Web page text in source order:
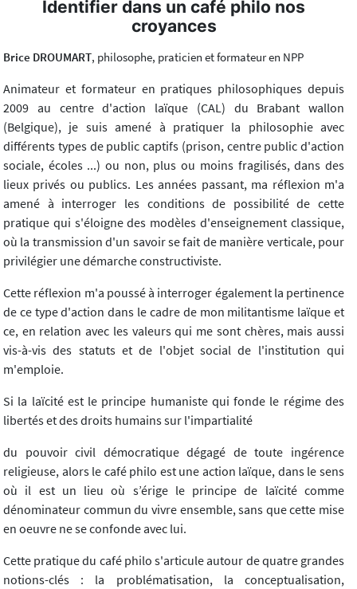
Identifier dans un café philo nos
croyances
Brice DROUMART, philosophe, praticien et formateur en NPP
Animateur et formateur en pratiques philosophiques depuis
2009 au centre d'action laïque (CAL) du Brabant wallon
(Belgique), je suis amené à pratiquer la philosophie avec
différents types de public captifs (prison, centre public d'action
sociale, écoles ...) ou non, plus ou moins fragilisés, dans des
lieux privés ou publics. Les années passant, ma réflexion m'a
amené à interroger les conditions de possibilité de cette
pratique qui s'éloigne des modèles d'enseignement classique,
où la transmission d'un savoir se fait de manière verticale, pour
privilégier une démarche constructiviste.
Cette réflexion m'a poussé à interroger également la pertinence
de ce type d'action dans le cadre de mon militantisme laïque et
ce, en relation avec les valeurs qui me sont chères, mais aussi
vis-à-vis des statuts et de l'objet social de l'institution qui
m'emploie.
Si la laïcité est le principe humaniste qui fonde le régime des
libertés et des droits humains sur l'impartialité
du pouvoir civil démocratique dégagé de toute ingérence
religieuse, alors le café philo est une action laïque, dans le sens
où il est un lieu où s’érige le principe de laïcité comme
dénominateur commun du vivre ensemble, sans que cette mise
en oeuvre ne se confonde avec lui.
Cette pratique du café philo s'articule autour de quatre grandes
notions-clés : la problématisation, la conceptualisation,